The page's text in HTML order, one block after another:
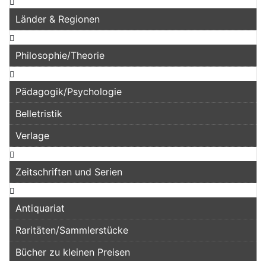
Länder & Regionen
Philosophie/Theorie
Pädagogik/Psychologie
Belletristik
Verlage
Zeitschriften und Serien
Antiquariat
Raritäten/Sammlerstücke
Bücher zu kleinen Preisen